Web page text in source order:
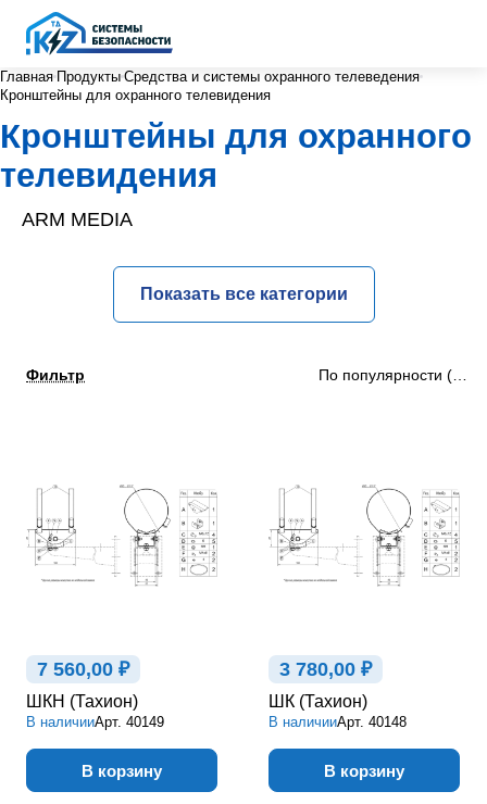
Главная Продукты Средства и системы охранного телеведения
Кронштейны для охранного телевидения
Кронштейны для охранного
телевидения
ARM MEDIA
Показать все категории
Фильтр По популярности
7 560,00 ₽
ШКН (Тахион)
В наличииАрт. 40149
В корзину
3 780,00 ₽
ШК (Тахион)
В наличииАрт. 40148
В корзину